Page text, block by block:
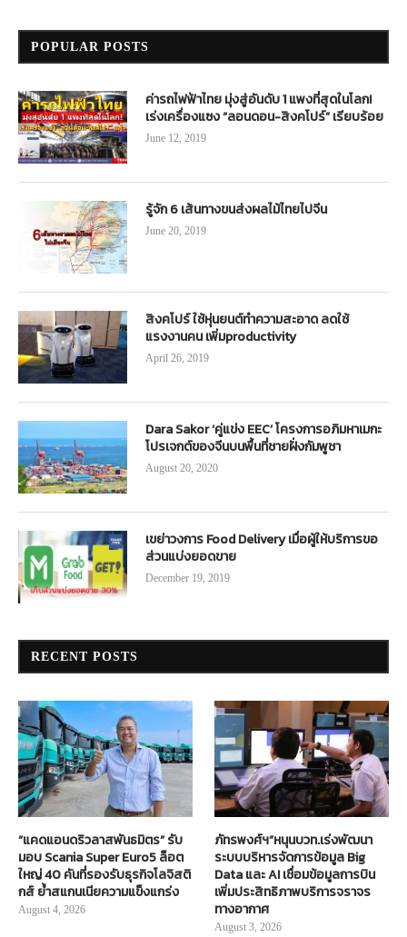
POPULAR POSTS
ค่ารถไฟฟ้าไทย มุ่งสู่อันดับ 1 แพงที่สุดในโลก!
เร่งเครื่องแซง “ลอนดอน-สิงคโปร์” เรียบร้อย
June 12, 2019
รู้จัก 6 เส้นทางขนส่งผลไม้ไทยไปจีน
June 20, 2019
สิงคโปร์ ใช้หุ่นยนต์ทำความสะอาด ลดใช้
แรงงานคน เพิ่มproductivity
April 26, 2019
Dara Sakor ‘คู่แข่ง EEC’ โครงการอภิมหาเมกะ
โปรเจกต์ของจีนบนพื้นที่ชายฝั่งกัมพูชา
August 20, 2020
เขย่าวงการ Food Delivery เมื่อผู้ให้บริการขอ
ส่วนแบ่งยอดขาย
December 19, 2019
RECENT POSTS
“แคดแอนดริวลาสพันธมิตร” รับ
มอบ Scania Super Euro5 ล็อต
ใหญ่ 40 คันที่รองรับธุรกิจโลจิสติ
กส์ ย้ำสแกนเนียความแข็งแกร่ง
August 4, 2026
ภัทรพงศ์ฯ”หนุนบวท.เร่งพัฒนา
ระบบบริหารจัดการข้อมูล Big
Data และ AI เชื่อมข้อมูลการบิน
เพิ่มประสิทธิภาพบริการจราจร
ทางอากาศ
August 3, 2026